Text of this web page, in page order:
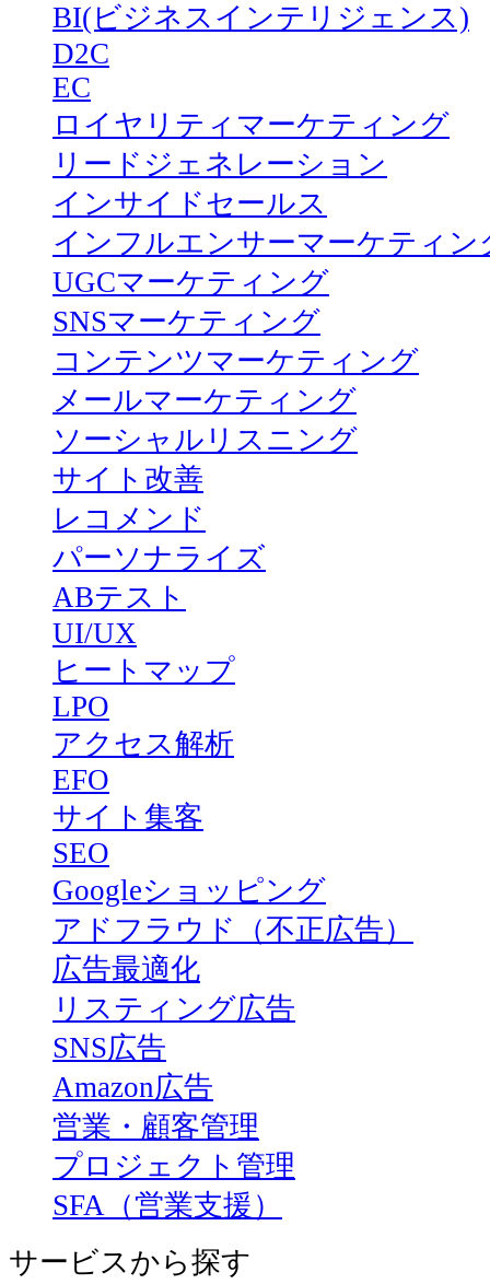
BI(ビジネスインテリジェンス)
D2C
EC
ロイヤリティマーケティング
リードジェネレーション
インサイドセールス
インフルエンサーマーケティン
UGCマーケティング
SNSマーケティング
コンテンツマーケティング
メールマーケティング
ソーシャルリスニング
サイト改善
レコメンド
パーソナライズ
ABテスト
UI/UX
ヒートマップ
LPO
アクセス解析
EFO
サイト集客
SEO
Googleショッピング
アドフラウド（不正広告）
広告最適化
リスティング広告
SNS広告
Amazon広告
営業・顧客管理
プロジェクト管理
SFA（営業支援）
サービスから探す